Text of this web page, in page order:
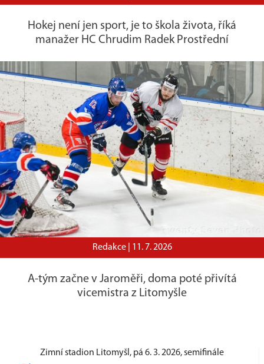
Hokej není jen sport, je to škola života, říká
manažer HC Chrudim Radek Prostřední
Redakce | 11. 7. 2026
A-tým začne v Jaroměři, doma poté přivítá
vicemistra z Litomyšle
Zimní stadion Litomyšl, pá 6. 3. 2026, semifinále